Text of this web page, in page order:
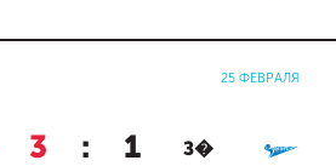
25 ФЕВРАЛЯ
3 : 1 З�